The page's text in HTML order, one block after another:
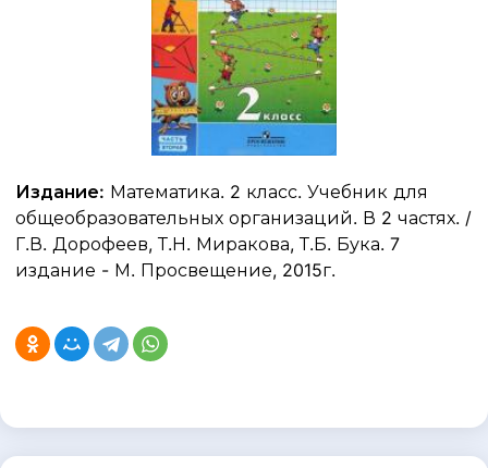
Издание: Математика. 2 класс. Учебник для
общеобразовательных организаций. В 2 частях. /
Г.В. Дорофеев, Т.Н. Миракова, Т.Б. Бука. 7
издание - М. Просвещение, 2015г.